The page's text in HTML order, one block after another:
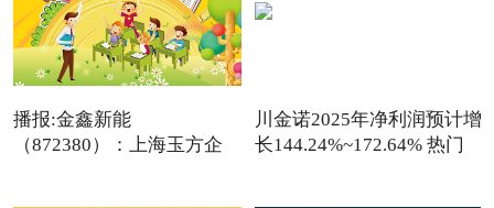
播报:金鑫新能
（872380）：上海玉方企
川金诺2025年净利润预计增
长144.24%~172.64% 热门